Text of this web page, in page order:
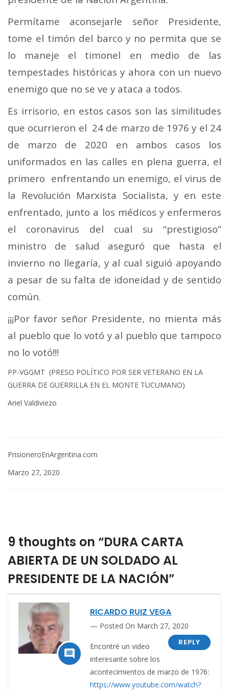
Permítame aconsejarle señor Presidente,
tome el timón del barco y no permita que se
lo maneje el timonel en medio de las
tempestades históricas y ahora con un nuevo
enemigo que no se ve y ataca a todos.
Es irrisorio, en estos casos son las similitudes
que ocurrieron el 24 de marzo de 1976 y el 24
de marzo de 2020 en ambos casos los
uniformados en las calles en plena guerra, el
primero enfrentando un enemigo, el virus de
la Revolución Marxista Socialista, y en este
enfrentado, junto a los médicos y enfermeros
el coronavirus del cual su “prestigioso”
ministro de salud aseguró que hasta el
invierno no llegaría, y al cual siguió apoyando
a pesar de su falta de idoneidad y de sentido
común.
¡¡¡Por favor señor Presidente, no mienta más
al pueblo que lo votó y al pueblo que tampoco
no lo votó!!!
PP-VGGMT (PRESO POLÍTICO POR SER VETERANO EN LA
GUERRA DE GUERRILLA EN EL MONTE TUCUMANO)
Ariel Valdiviezo
PrisioneroEnArgentina.com
Marzo 27, 2020
9 thoughts on “DURA CARTA
ABIERTA DE UN SOLDADO AL
PRESIDENTE DE LA NACIÓN”

RICARDO RUIZ VEGA
Posted On March 27, 2020
REPLY
Encontrè un video
interesante sobre los
acontecimientos de marzo de 1976:
https://www.youtube.com/watch?